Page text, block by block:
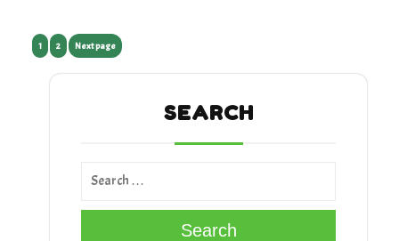
Posts
pagination
Page
1 Page
2 Next page
SEARCH
Search